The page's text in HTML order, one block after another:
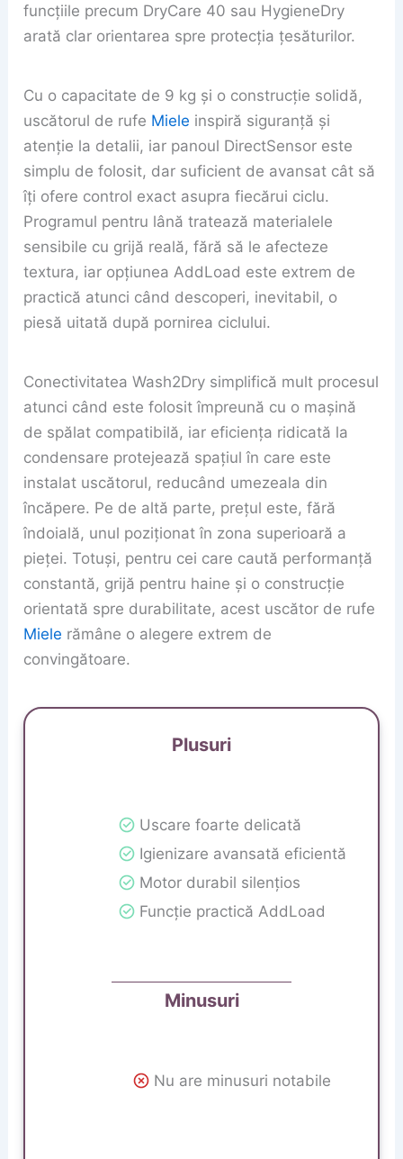
funcțiile precum DryCare 40 sau HygieneDry
arată clar orientarea spre protecția țesăturilor.
Cu o capacitate de 9 kg și o construcție solidă,
uscătorul de rufe Miele inspiră siguranță și
atenție la detalii, iar panoul DirectSensor este
simplu de folosit, dar suficient de avansat cât să
îți ofere control exact asupra fiecărui ciclu.
Programul pentru lână tratează materialele
sensibile cu grijă reală, fără să le afecteze
textura, iar opțiunea AddLoad este extrem de
practică atunci când descoperi, inevitabil, o
piesă uitată după pornirea ciclului.
Conectivitatea Wash2Dry simplifică mult procesul
atunci când este folosit împreună cu o mașină
de spălat compatibilă, iar eficiența ridicată la
condensare protejează spațiul în care este
instalat uscătorul, reducând umezeala din
încăpere. Pe de altă parte, prețul este, fără
îndoială, unul poziționat în zona superioară a
pieței. Totuși, pentru cei care caută performanță
constantă, grijă pentru haine și o construcție
orientată spre durabilitate, acest uscător de rufe
Miele rămâne o alegere extrem de
convingătoare.
Plusuri
Uscare foarte delicată
Igienizare avansată eficientă
Motor durabil silențios
Funcție practică AddLoad
Minusuri
Nu are minusuri notabile